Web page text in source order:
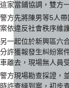
這家當鋪協調，雙方
警方先將陳男等5人
案依違反社會秩序維
另一起位於新興區六
分許獲報發生糾紛案
車離去，現場無人員
警方現場勘查採證，
時許查緝到案，初步